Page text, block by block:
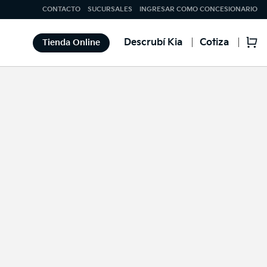
CONTACTO SUCURSALES INGRESAR COMO CONCESIONARIO
Tienda Online Descrubí Kia Cotiza